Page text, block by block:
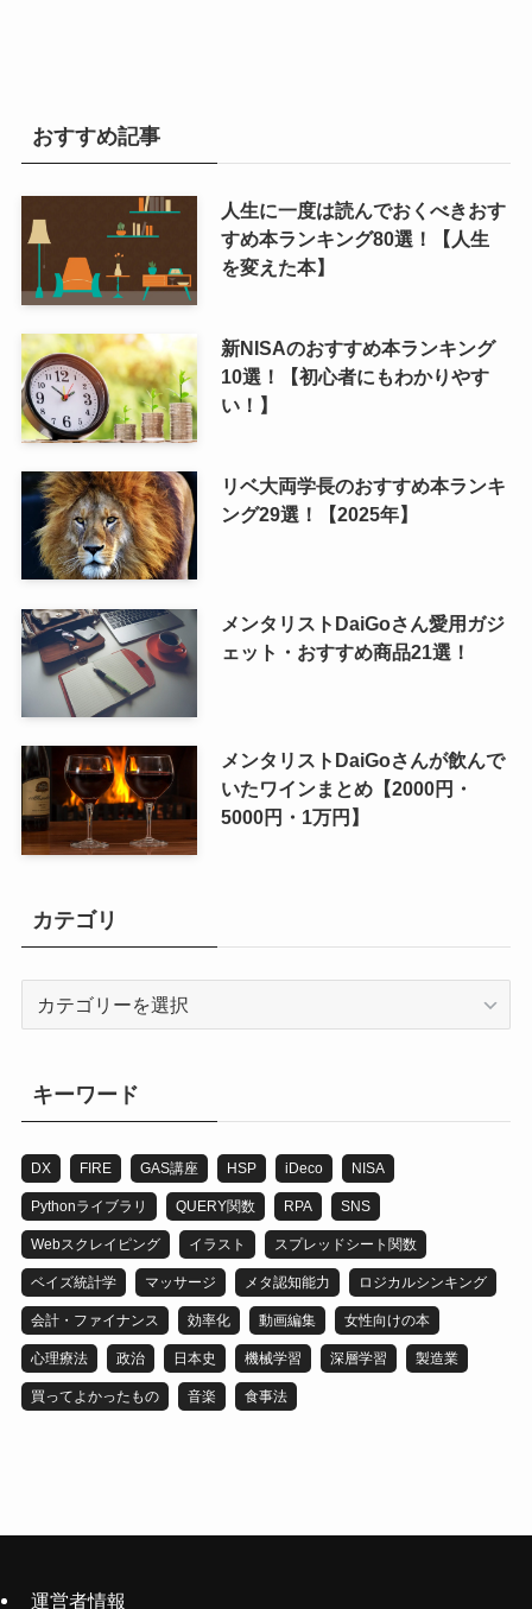
おすすめ記事
人生に一度は読んでおくべきおす
すめ本ランキング80選！【人生
を変えた本】
新NISAのおすすめ本ランキング
10選！【初心者にもわかりやす
い！】
リベ大両学長のおすすめ本ランキ
ング29選！【2025年】
メンタリストDaiGoさん愛用ガジ
ェット・おすすめ商品21選！
メンタリストDaiGoさんが飲んで
いたワインまとめ【2000円・
5000円・1万円】
カテゴリ
キーワード
DX FIRE GAS講座 HSP iDeco NISA
Pythonライブラリ QUERY関数 RPA SNS
Webスクレイピング イラスト スプレッドシート関数
ベイズ統計学 マッサージ メタ認知能力 ロジカルシンキング
会計・ファイナンス 効率化 動画編集 女性向けの本
心理療法 政治 日本史 機械学習 深層学習 製造業
買ってよかったもの 音楽 食事法
運営者情報